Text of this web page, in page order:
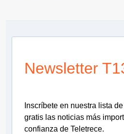
Newsletter
Inscríbete en nuestra lista
gratis las noticias más
confianza de Teletrece.